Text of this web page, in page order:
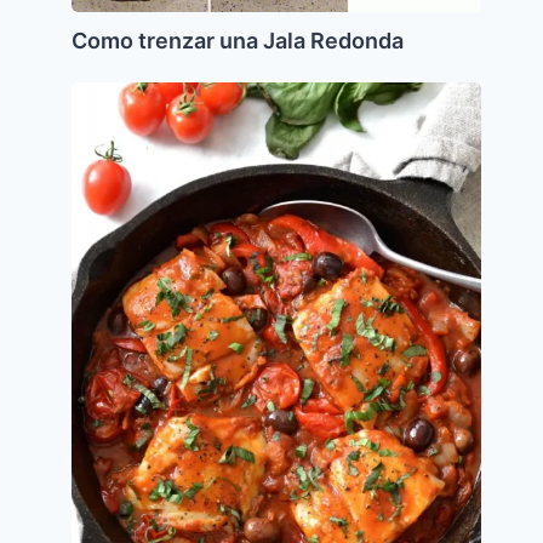
Como trenzar una Jala Redonda
Pescado
salsa
de
Tomate
Pimientos